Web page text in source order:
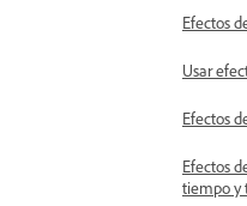
Efectos
Usar
Efectos
Efectos
tiempo y